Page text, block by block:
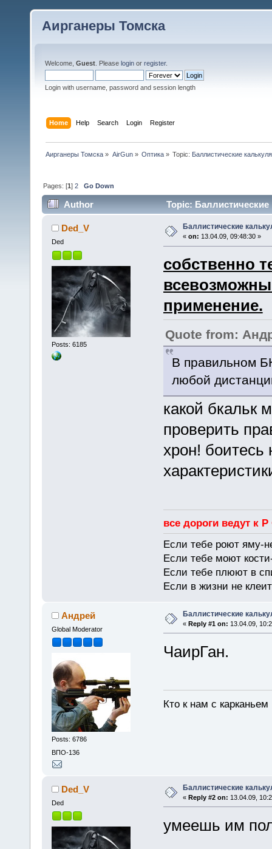
Аирганеры Томска
Welcome, Guest . Please login or register.
Login with username, password and session length
Home Help Search Login Register
Аирганеры Томска » AirGun» Оптика» Topic: Баллистические
Pages: [1]2 Go Down
Author Topic:
Ded_V
Ded
Posts: 6185
Баллистические
« on: 13.04.09, 09:48:30 »
собственно
применение.
Quote from:
В правильном
любой
какой бкальк
проверить
хрон! боитесь
все дороги ведут к
Если тебе роют яму-
Если тебе моют
Если тебе плюют в
Если в жизни не
Андрей
Global Moderator
Posts: 6786
ВПО-136
Баллистические
« Reply #1 on: 13.04.09,
ЧаирГан.
Кто к нам с
Ded_V
Ded
Баллистические
« Reply #2 on: 13.04.09,
умеешь им